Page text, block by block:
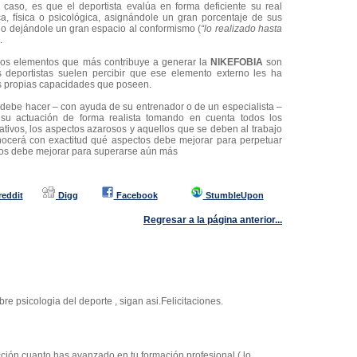
es que el deportista evalúa en forma deficiente su real
física o psicológica, asignándole un gran porcentaje de sus
dejándole un gran espacio al conformismo (“lo realizado hasta
elementos que más contribuye a generar la NIKEFOBIAson
suelen percibir que ese elemento externo les ha
propias capacidades que poseen.
hacer – con ayuda de su entrenador o de un especialista –
actuación de forma realista tomando en cuenta todos los
los aspectos azarosos y aquellos que se deben al trabajo
con exactitud qué aspectos debe mejorar para perpetuar
debe mejorar para superarse aún más
Digg Facebook StumbleUpon
Regresar a la página anterior...
psicologia del deporte , sigan asi.Felicitaciones.